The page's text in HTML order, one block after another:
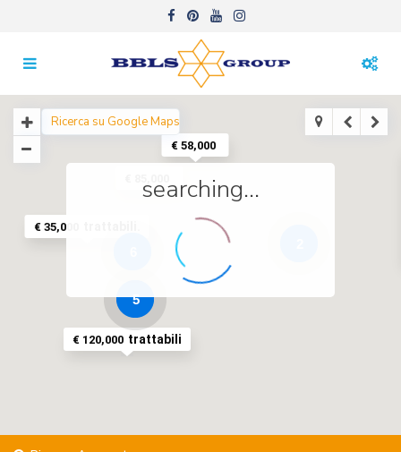
€ 35,000
€ 120,000 trattabili
€ 58,000
5
searching...